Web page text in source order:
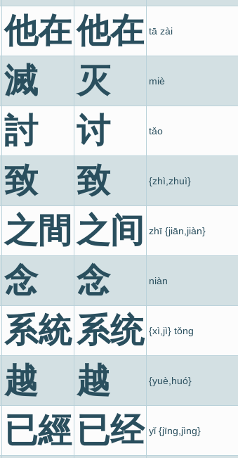
他在他在 tā zài
滅 灭 miè
討 讨 tǎo
致 致 {zhì,zhuì}
之間 之间 zhī {jiān,jiàn}
念 念 niàn
系統系统 {xì,jì} tǒng
越 越 {yuè,huó}
已經 已经 yǐ {jīng,jìng}